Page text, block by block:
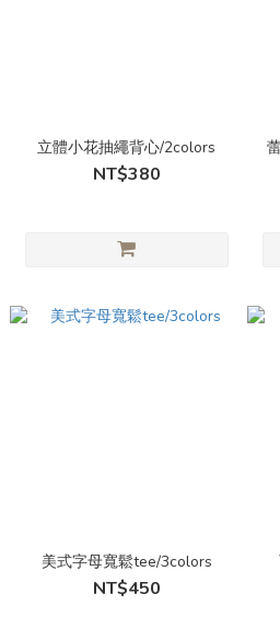
立體小花抽繩背心/2colors
NT$380
美式字母寬鬆tee/3colors
NT$450